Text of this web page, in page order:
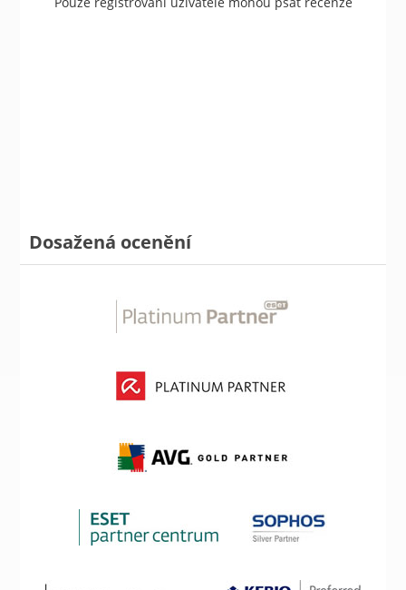
Dosažená ocenění